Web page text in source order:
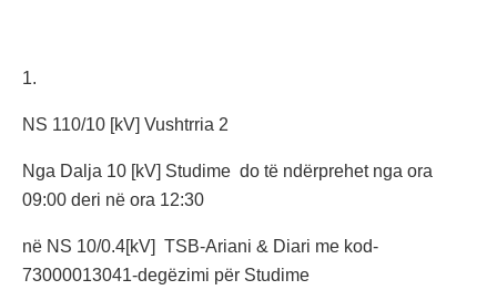
1.
NS 110/10 [kV] Vushtrria 2
Nga Dalja 10 [kV] Studime do të ndërprehet nga ora
09:00 deri në ora 12:30
në NS 10/0.4[kV] TSB-Ariani & Diari me kod-
73000013041-degëzimi për Studime